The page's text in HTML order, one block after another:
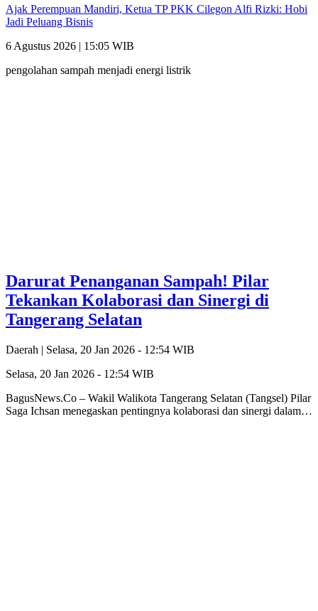
Ajak Perempuan Mandiri, Ketua TP PKK Cilegon Alfi Rizki: Hobi
Jadi Peluang Bisnis
6 Agustus 2026 | 15:05 WIB
pengolahan sampah menjadi energi listrik
Darurat Penanganan Sampah! Pilar
Tekankan Kolaborasi dan Sinergi di
Tangerang Selatan
Daerah | Selasa, 20 Jan 2026 - 12:54 WIB
Selasa, 20 Jan 2026 - 12:54 WIB
BagusNews.Co – Wakil Walikota Tangerang Selatan (Tangsel) Pilar
Saga Ichsan menegaskan pentingnya kolaborasi dan sinergi dalam…